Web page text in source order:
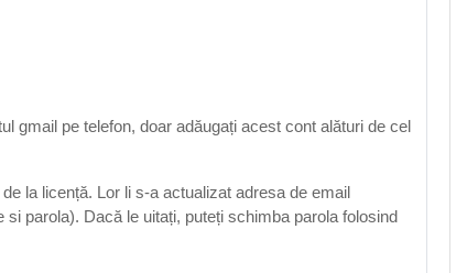
gmail pe telefon, doar adăugați acest cont alături de cel
la licență. Lor li s-a actualizat adresa de email
parola). Dacă le uitați, puteți schimba parola folosind